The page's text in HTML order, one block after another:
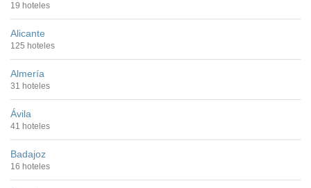
19 hoteles
Alicante
125 hoteles
Almería
31 hoteles
Ávila
41 hoteles
Badajoz
16 hoteles